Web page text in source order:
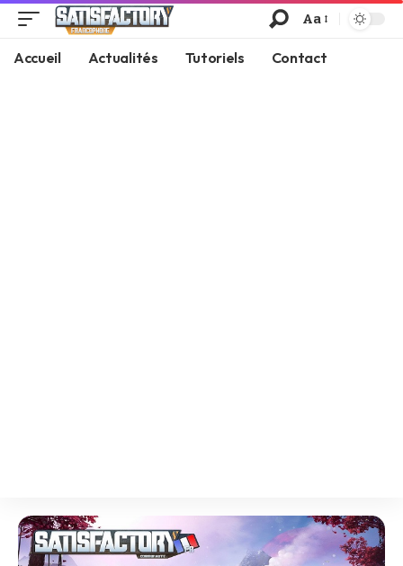
Aa
Accueil Actualités Tutoriels Contact